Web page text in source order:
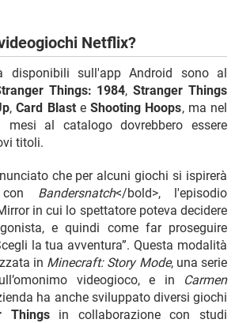
Netflix?
disponibili sull'app Android sono al
Things: 1984,Stranger Things
,Card BlasteShooting Hoops, ma nel
mesi al catalogo dovrebbero essere
titoli.
che per alcuni giochi si ispirerà
Bandersnatch</bold>, l'episodio
in cui lo spettatore poteva decidere
e quindi come far proseguire
la tua avventura”. Questa modalità
in Minecraft: Story Mode, una serie
videogioco, e in
Carmen
ha anche sviluppato diversi giochi
Thingsin collaborazione con studi